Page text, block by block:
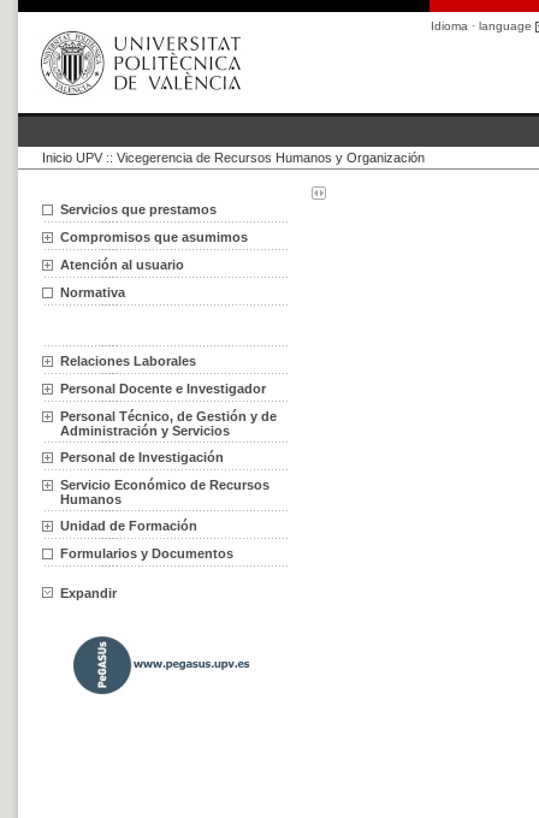
Idioma · language
Inicio UPV :: Vicegerencia de Recursos Humanos y Organización
Servicios que prestamos
Compromisos que asumimos
Atención al usuario
Normativa
Relaciones Laborales
Personal Docente e Investigador
Personal Técnico, de Gestión y de
Administración y Servicios
Personal de Investigación
Servicio Económico de Recursos
Humanos
Unidad de Formación
Formularios y Documentos
Expandir